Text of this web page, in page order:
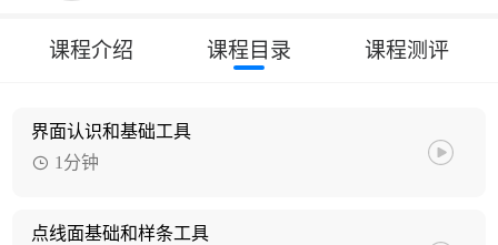
课程介绍 课程目录 课程测评
界面认识和基础工具
1分钟
点线面基础和样条工具